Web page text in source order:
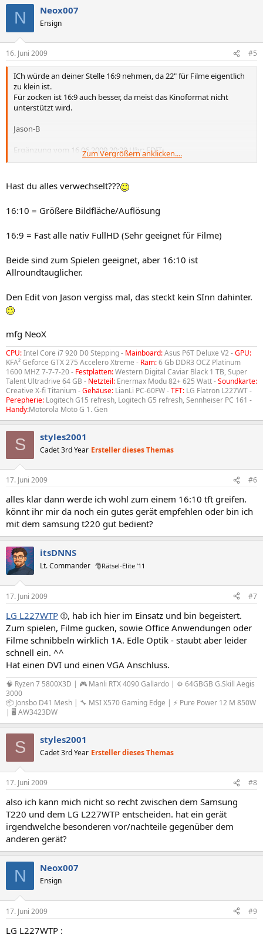
N Neox007
Ensign
16. Juni 2009 #5
ICh würde an deiner Stelle 16:9 nehmen, da 22" für Filme eigentlich
zu klein ist.
Für zocken ist 16:9 auch besser, da meist das Kinoformat nicht
unterstützt wird.
Jason-B
Ergänzung vom 16.06.2009 20:20 Uhr: EDIT:
Außerdem hat 16:10 im Moment auch noch nicht so hohe
Zum Vergrößern anklicken....
Hast du alles verwechselt???
16:10 = Größere Bildfläche/Auflösung
16:9 = Fast alle nativ FullHD (Sehr geeignet für Filme)
Beide sind zum Spielen geeignet, aber 16:10 ist
Allroundtauglicher.
Den Edit von Jason vergiss mal, das steckt kein SInn dahinter.
mfg NeoX
CPU:Intel Core i7 920 D0 Stepping - Mainboard:Asus P6T Deluxe V2 -GPU:
KFA² Geforce GTX 275 Accelero Xtreme - Ram:6 Gb DDR3 OCZ Platinum
1600 MHZ 7-7-7-20 - Festplatten:Western Digital Caviar Black 1 TB, Super
Talent Ultradrive 64 GB - Netzteil: Enermax Modu 82+ 625 Watt -Soundkarte:
Creative X-fi Titanium -Gehäuse: LianLi PC-60FW -TFT: LG Flatron L227WT -
Perepherie: Logitech G15 refresh, Logitech G5 refresh, Sennheiser PC 161 -
Handy:Motorola Moto G 1. Gen
S styles2001
Cadet 3rd Year Ersteller dieses Themas
17. Juni 2009 #6
alles klar dann werde ich wohl zum einem 16:10 tft greifen.
könnt ihr mir da noch ein gutes gerät empfehlen oder bin ich
mit dem samsung t220 gut bedient?
itsDNNS
Lt. Commander 🎅Rätsel-Elite ’11
17. Juni 2009 #7
LG L227WTP
, hab ich hier im Einsatz und bin begeistert.
Zum spielen, Filme gucken, sowie Office Anwendungen oder
Filme schnibbeln wirklich 1A. Edle Optik - staubt aber leider
schnell ein. ^^
Hat einen DVI und einen VGA Anschluss.
🧠 Ryzen 7 5800X3D | 🎮 Manli RTX 4090 Gallardo | ⚙️ 64GBGB G.Skill Aegis
3000
📦 Jonsbo D41 Mesh | 🔧 MSI X570 Gaming Edge | ⚡ Pure Power 12 M 850W
| 🖥️ AW3423DW
S styles2001
Cadet 3rd Year Ersteller dieses Themas
17. Juni 2009 #8
also ich kann mich nicht so recht zwischen dem Samsung
T220 und dem LG L227WTP entscheiden. hat ein gerät
irgendwelche besonderen vor/nachteile gegenüber dem
anderen gerät?
N Neox007
Ensign
17. Juni 2009 #9
LG L227WTP :